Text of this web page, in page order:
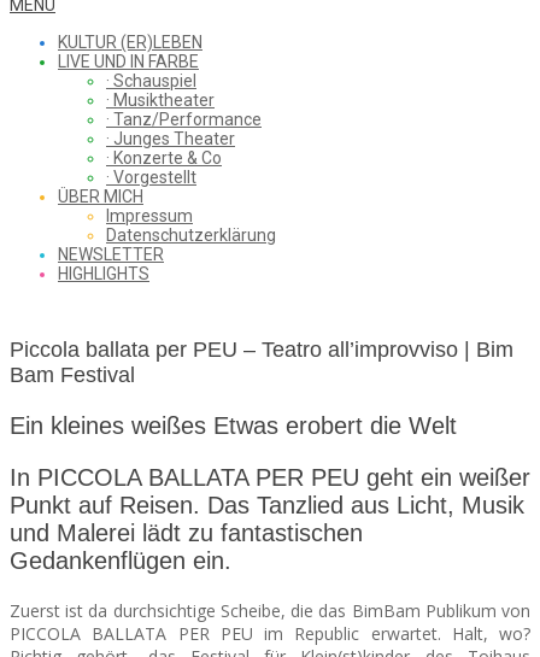
WHAT
SAW
FROM
THE
CHEAP
SEATS
Menu
MENU
KULTUR (ER)LEBEN
LIVE UND IN FARBE
· Schauspiel
· Musiktheater
· Tanz/Performance
· Junges Theater
· Konzerte & Co
· Vorgestellt
ÜBER MICH
Impressum
Datenschutzerklärung
NEWSLETTER
HIGHLIGHTS
Piccola ballata per PEU – Teatro all’improvviso | Bim
Bam Festival
Ein kleines weißes Etwas erobert die Welt
In PICCOLA BALLATA PER PEU geht ein weißer
Punkt auf Reisen. Das Tanzlied aus Licht, Musik
und Malerei lädt zu fantastischen
Gedankenflügen ein.
Zuerst ist da durchsichtige Scheibe, die das BimBam Publikum von
PICCOLA BALLATA PER PEU im Republic erwartet. Halt, wo?